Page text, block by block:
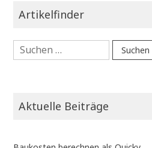
Artikelfinder
Suchen
nach:
Aktuelle Beiträge